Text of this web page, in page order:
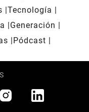
Tecnología
Generación
Pódcast